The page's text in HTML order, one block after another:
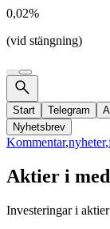
0,02%
(vid stängning)
Start Telegram
Nyhetsbrev
Kommentar,nyheter,
Aktier i
Investeringar i